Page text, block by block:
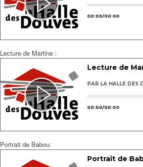
Lecture de Martine :
Portrait de Babou: